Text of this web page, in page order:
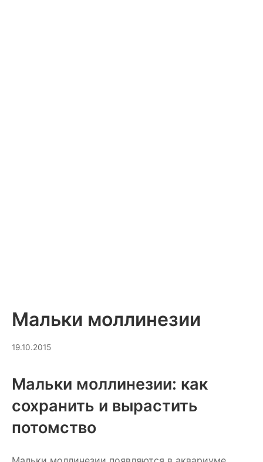
Мальки моллинезии
19.10.201512.07.2026
Мальки моллинезии: как
сохранить и вырастить
потомство